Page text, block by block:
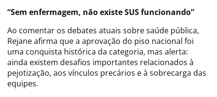
“Sem enfermagem, não existe SUS funcionando”
Ao comentar os debates atuais sobre saúde pública,
Rejane afirma que a aprovação do piso nacional foi
uma conquista histórica da categoria, mas alerta:
ainda existem desafios importantes relacionados à
pejotização, aos vínculos precários e à sobrecarga das
equipes.